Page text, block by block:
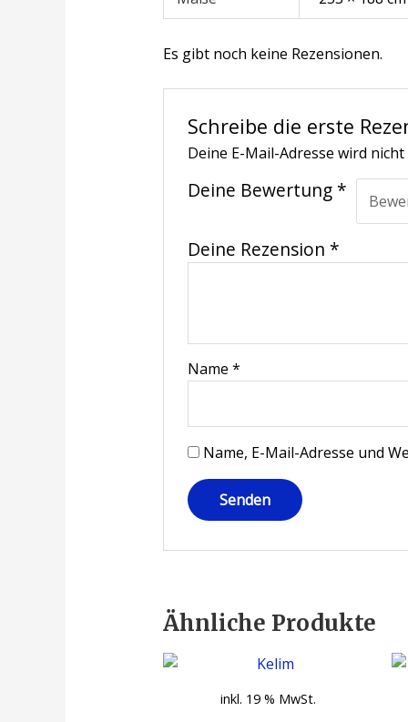
Es gibt noch keine Rezensionen.
Schreibe die erste
Deine E-Mail-Adresse wird
Deine Bewertung *
Deine Rezension *
Name*
Name, E-Mail-Adresse und
Ähnliche Produkte
inkl. 19 % MwSt.